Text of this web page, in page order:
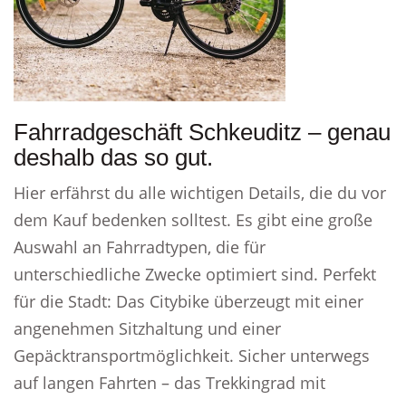
Fahrradgeschäft Schkeuditz – genau
deshalb das so gut.
Hier erfährst du alle wichtigen Details, die du vor
dem Kauf bedenken solltest. Es gibt eine große
Auswahl an Fahrradtypen, die für
unterschiedliche Zwecke optimiert sind. Perfekt
für die Stadt: Das Citybike überzeugt mit einer
angenehmen Sitzhaltung und einer
Gepäcktransportmöglichkeit. Sicher unterwegs
auf langen Fahrten – das Trekkingrad mit